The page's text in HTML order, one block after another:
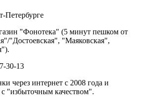
Петербурге
"Фонотека" (5 минут пешком от
"Достоевская", "Маяковская",
30-13
через интернет c 2008 года и
с "избыточным качеством".